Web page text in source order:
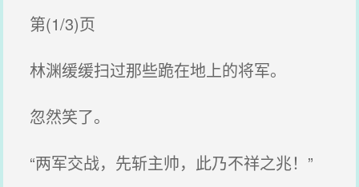
第(1/3)页
林渊缓缓扫过那些跪在地上的将军。
忽然笑了。
“两军交战，先斩主帅，此乃不祥之兆！”